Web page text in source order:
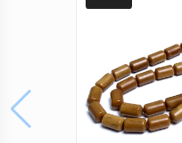
Paketleme ve Gönderim
* Kuka ağacı,
zindelik sembolü olarak
kuka ağacının meyve
antibakteriyel